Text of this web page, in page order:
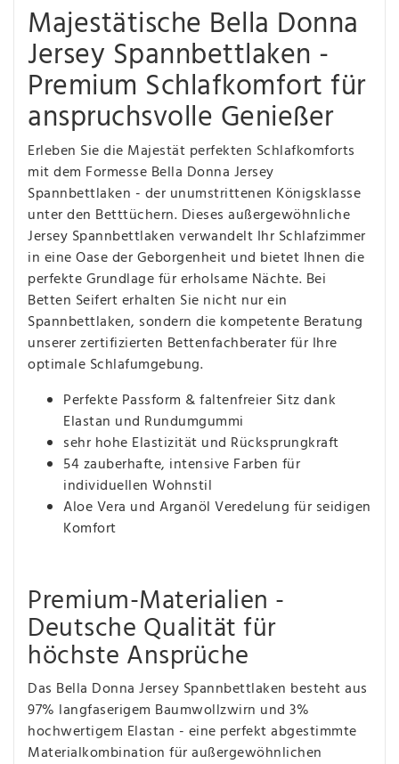
Majestätische Bella Donna
Jersey Spannbettlaken -
Premium Schlafkomfort für
anspruchsvolle Genießer
Erleben Sie die Majestät perfekten Schlafkomforts
mit dem Formesse Bella Donna Jersey
Spannbettlaken - der unumstrittenen Königsklasse
unter den Betttüchern. Dieses außergewöhnliche
Jersey Spannbettlaken verwandelt Ihr Schlafzimmer
in eine Oase der Geborgenheit und bietet Ihnen die
perfekte Grundlage für erholsame Nächte. Bei
Betten Seifert erhalten Sie nicht nur ein
Spannbettlaken, sondern die kompetente Beratung
unserer zertifizierten Bettenfachberater für Ihre
optimale Schlafumgebung.
Perfekte Passform & faltenfreier Sitz dank
Elastan und Rundumgummi
sehr hohe Elastizität und Rücksprungkraft
54 zauberhafte, intensive Farben für
individuellen Wohnstil
Aloe Vera und Arganöl Veredelung für seidigen
Komfort
Premium-Materialien -
Deutsche Qualität für
höchste Ansprüche
Das Bella Donna Jersey Spannbettlaken besteht aus
97% langfaserigem Baumwollzwirn und 3%
hochwertigem Elastan - eine perfekt abgestimmte
Materialkombination für außergewöhnlichen